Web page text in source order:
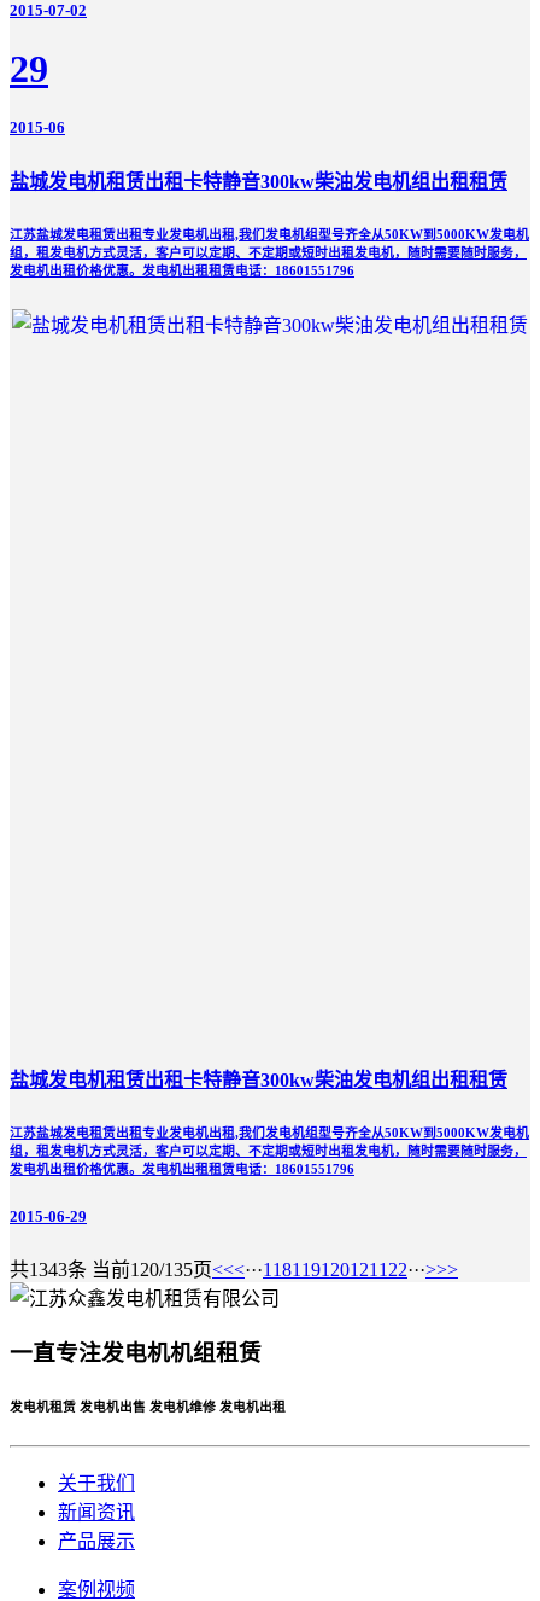
2015-07-02
29
2015-06
盐城发电机租赁出租卡特静音300kw柴油发电机组出租租赁
江苏盐城发电租赁出租专业发电机出租,我们发电机组型号齐全从50KW到5000KW发电机
组，租发电机方式灵活，客户可以定期、不定期或短时出租发电机，随时需要随时服务，
发电机出租价格优惠。发电机出租租赁电话：18601551796
盐城发电机租赁出租卡特静音300kw柴油发电机组出租租赁
江苏盐城发电租赁出租专业发电机出租,我们发电机组型号齐全从50KW到5000KW发电机
组，租发电机方式灵活，客户可以定期、不定期或短时出租发电机，随时需要随时服务，
发电机出租价格优惠。发电机出租租赁电话：18601551796
2015-06-29
共1343条 当前120/135页<<<···118119120121 122···>>>
一直专注发电机机组租赁
发电机租赁 发电机出售 发电机维修 发电机出租
关于我们
新闻资讯
产品展示
案例视频